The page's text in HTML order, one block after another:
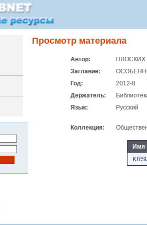
Просмотр материала
Автор:
ПЛОСКИХ
Заглавие:
Год:
2012-8
Держатель:
Язык:
Русский
Коллекция:
Имя